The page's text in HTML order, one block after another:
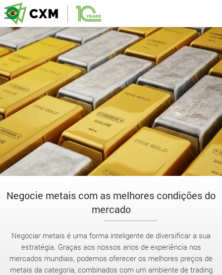
Negocie metais com as melhores condições do
mercado
Negociar metais é uma forma inteligente de diversificar a sua
estratégia. Graças aos nossos anos de experiência nos
mercados mundiais, podemos oferecer os melhores preços de
metais da categoria, combinados com um ambiente de trading